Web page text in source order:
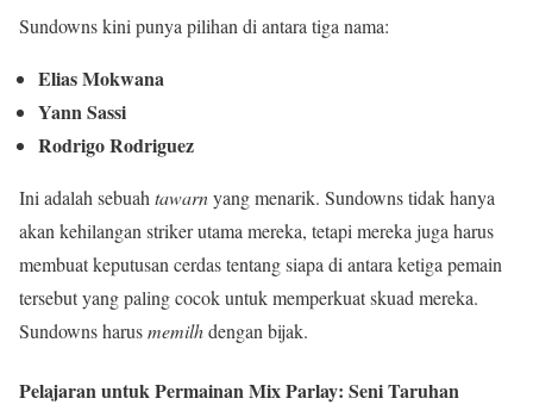
Sundowns kini punya pilihan di antara tiga nama:
Elias Mokwana
Yann Sassi
Rodrigo Rodriguez
Ini adalah sebuahtawarnyang menarik. Sundowns tidak hanya
akan kehilangan striker utama mereka, tetapi mereka juga harus
membuat keputusan cerdas tentang siapa di antara ketiga pemain
tersebut yang paling cocok untuk memperkuat skuad mereka.
Sundowns harusmemilhdengan bijak.
Pelajaran untuk Permainan Mix Parlay: Seni Taruhan